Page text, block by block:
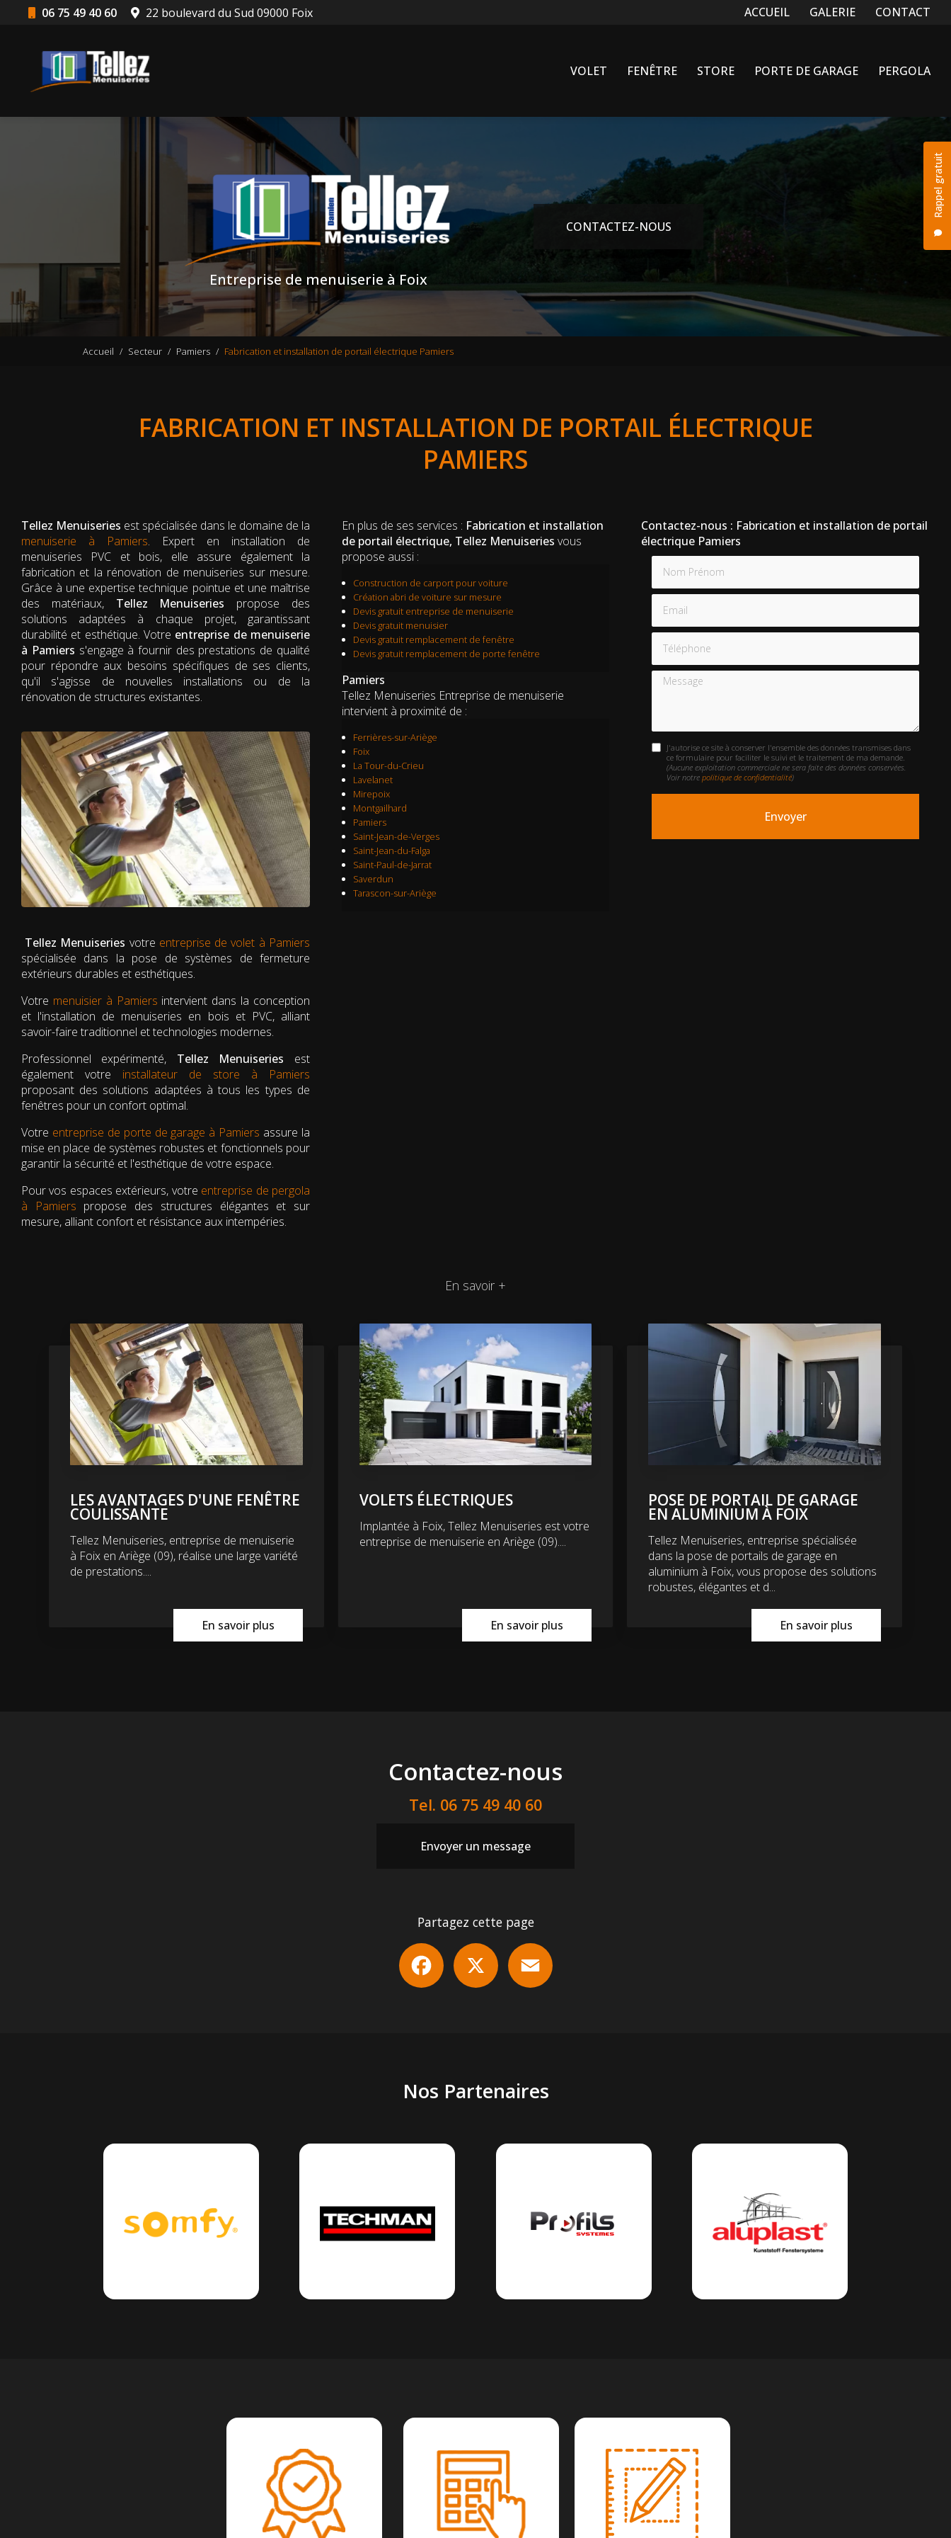
06 75 49 40 60 22 boulevard du Sud 09000 Foix Navigation secondaire
ACCUEIL GALERIE CONTACT
Rappel gratuit
VOLET FENÊTRE STORE PORTE DE GARAGE PERGOLA
Entreprise de menuiserie à Foix
CONTACTEZ-NOUS
Accueil Secteur Pamiers Fabrication et installation de portail électrique Pamiers
FABRICATION ET INSTALLATION DE PORTAIL ÉLECTRIQUE
PAMIERS
Tellez Menuiseries est spécialisée dans le domaine de la
menuiserie à Pamiers. Expert en installation de
menuiseries PVC et bois, elle assure également la
fabrication et la rénovation de menuiseries sur mesure.
Grâce à une expertise technique pointue et une maîtrise
des matériaux, Tellez Menuiseries propose des
solutions adaptées à chaque projet, garantissant
durabilité et esthétique. Votre entreprise de menuiserie
à Pamiers s'engage à fournir des prestations de qualité
pour répondre aux besoins spécifiques de ses clients,
qu'il s'agisse de nouvelles installations ou de la
rénovation de structures existantes.
Tellez Menuiseries votre entreprise de volet à Pamiers
spécialisée dans la pose de systèmes de fermeture
extérieurs durables et esthétiques.
Votre menuisier à Pamiers intervient dans la conception
et l'installation de menuiseries en bois et PVC, alliant
savoir-faire traditionnel et technologies modernes.
Professionnel expérimenté, Tellez Menuiseries est
également votre installateur de store à Pamiers
proposant des solutions adaptées à tous les types de
fenêtres pour un confort optimal.
Votre entreprise de porte de garage à Pamiers assure la
mise en place de systèmes robustes et fonctionnels pour
garantir la sécurité et l'esthétique de votre espace.
Pour vos espaces extérieurs, votre entreprise de pergola
à Pamiers propose des structures élégantes et sur
mesure, alliant confort et résistance aux intempéries.
En plus de ses services : Fabrication et installation
de portail électrique, Tellez Menuiseries vous
propose aussi :
Construction de carport pour voiture
Création abri de voiture sur mesure
Devis gratuit entreprise de menuiserie
Devis gratuit menuisier
Devis gratuit remplacement de fenêtre
Devis gratuit remplacement de porte fenêtre
Pamiers
Tellez Menuiseries Entreprise de menuiserie
intervient à proximité de :
Ferrières-sur-Ariège
Foix
La Tour-du-Crieu
Lavelanet
Mirepoix
Montgailhard
Pamiers
Saint-Jean-de-Verges
Saint-Jean-du-Falga
Saint-Paul-de-Jarrat
Saverdun
Tarascon-sur-Ariège
Contactez-nous : Fabrication et installation de portail
électrique Pamiers
Nom Prénom
Email
Téléphone
Message
J'autorise ce site à conserver l'ensemble des données transmises dans
ce formulaire pour faciliter le suivi et le traitement de ma demande.
(Aucune exploitation commerciale ne sera faite des données conservées.
Voir notre politique de confidentialité)
En savoir +
LES AVANTAGES D'UNE FENÊTRE
COULISSANTE
Tellez Menuiseries, entreprise de menuiserie
à Foix en Ariège (09), réalise une large variété
de prestations....
En savoir plus
VOLETS ÉLECTRIQUES
Implantée à Foix, Tellez Menuiseries est votre
entreprise de menuiserie en Ariège (09)....
En savoir plus
POSE DE PORTAIL DE GARAGE
EN ALUMINIUM À FOIX
Tellez Menuiseries, entreprise spécialisée
dans la pose de portails de garage en
aluminium à Foix, vous propose des solutions
robustes, élégantes et d...
En savoir plus
Contactez-nous
Tel. 06 75 49 40 60
Envoyer un message
Partagez cette page
Facebook
Nos Partenaires